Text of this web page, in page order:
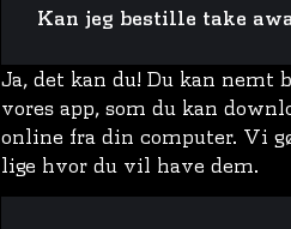
Kan jeg bestille take
Ja, det kan du! Du kan nemt
vores app, som du kan
online fra din computer. Vi
lige hvor du vil have dem.